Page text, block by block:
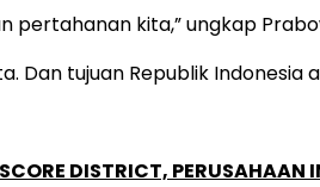
pertahanan kita,” ungkap
Dan tujuan Republik
DISTRICT,